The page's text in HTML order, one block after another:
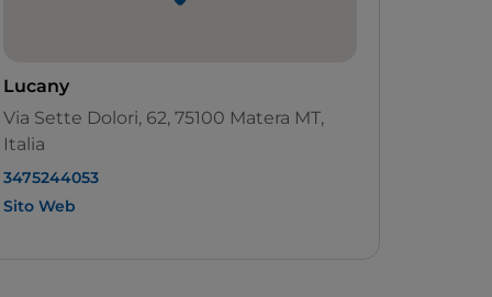
Lucany
Via Sette Dolori, 62, 75100 Matera MT,
Italia
3475244053
Sito Web